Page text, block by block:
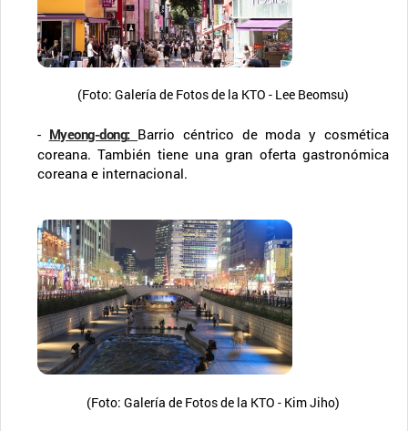
(Foto: Galería de Fotos de la KTO - Lee Beomsu)
- Myeong-dong: Barrio céntrico de moda y cosmética
coreana. También tiene una gran oferta gastronómica
coreana e internacional.
(Foto: Galería de Fotos de la KTO - Kim Jiho)